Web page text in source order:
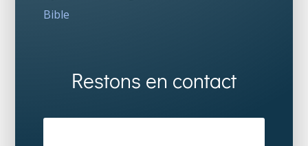
Bible
Restons en contact